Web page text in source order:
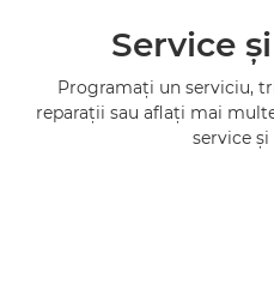
Service
Programaţi un serviciu,
reparaţii sau aflaţi mai
service